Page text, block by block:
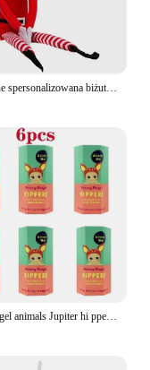
Kreatywne spersonalizowana biżuteria i małe ozdoby świąteczna lalka Elf regał Elf biurko wejście do sypialni małe ozdoby
Sonni Angel animals Jupiter hi ppers Angel Nake Body Cupido Kewpie Doll PVC Figurka Limite Zabawka Prezent dla dziecka Prezent świąteczny